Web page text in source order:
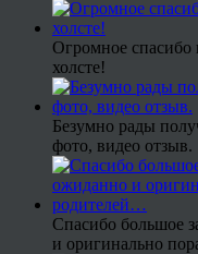
Огромное спасибо
холсте!
Безумно рады
фото, видео отзыв.
Спасибо большое
и оригинально